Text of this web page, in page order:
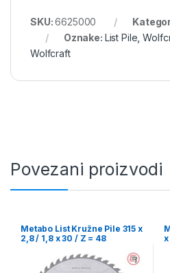
SKU:6625000
Oznake: List Pile ,
Wolfcraft
Povezani proizvodi
Metabo List Kružne Pile 315 x
2,8 / 1,8 x 30 / Z = 48
Professional – 628056000
x